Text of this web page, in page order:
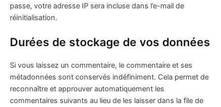
passe, votre adresse IP sera incluse dans l’e-mail de
réinitialisation.
Durées de stockage de vos données
Si vous laissez un commentaire, le commentaire et ses
métadonnées sont conservés indéfiniment. Cela permet de
reconnaître et approuver automatiquement les
commentaires suivants au lieu de les laisser dans la file de